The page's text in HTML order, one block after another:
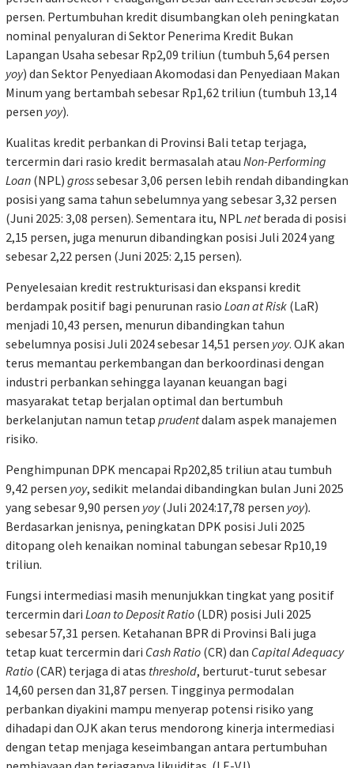
persen. Pertumbuhan kredit disumbangkan oleh peningkatan
nominal penyaluran di Sektor Penerima Kredit Bukan
Lapangan Usaha sebesar Rp2,09 triliun (tumbuh 5,64 persen
yoy) dan Sektor Penyediaan Akomodasi dan Penyediaan Makan
Minum yang bertambah sebesar Rp1,62 triliun (tumbuh 13,14
persen yoy).
Kualitas kredit perbankan di Provinsi Bali tetap terjaga,
tercermin dari rasio kredit bermasalah atau Non-Performing
Loan (NPL) grosssebesar 3,06 persen lebih rendah dibandingkan
posisi yang sama tahun sebelumnya yang sebesar 3,32 persen
(Juni 2025: 3,08 persen). Sementara itu, NPLnetberada di posisi
2,15 persen, juga menurun dibandingkan posisi Juli 2024 yang
sebesar 2,22 persen (Juni 2025: 2,15 persen).
Penyelesaian kredit restrukturisasi dan ekspansi kredit
berdampak positif bagi penurunan rasio Loan at Risk (LaR)
menjadi 10,43 persen, menurun dibandingkan tahun
sebelumnya posisi Juli 2024 sebesar 14,51 persen yoy. OJK akan
terus memantau perkembangan dan berkoordinasi dengan
industri perbankan sehingga layanan keuangan bagi
masyarakat tetap berjalan optimal dan bertumbuh
berkelanjutan namun tetap prudentdalam aspek manajemen
risiko.
Penghimpunan DPK mencapai Rp202,85 triliun atau tumbuh
9,42 persen yoy, sedikit melandai dibandingkan bulan Juni 2025
yang sebesar 9,90 persen yoy(Juli 2024:17,78 persen yoy).
Berdasarkan jenisnya, peningkatan DPK posisi Juli 2025
ditopang oleh kenaikan nominal tabungan sebesar Rp10,19
triliun.
Fungsi intermediasi masih menunjukkan tingkat yang positif
tercermin dari Loan to Deposit Ratio (LDR) posisi Juli 2025
sebesar 57,31 persen. Ketahanan BPR di Provinsi Bali juga
tetap kuat tercermin dari Cash Ratio (CR) dan Capital Adequacy
Ratio (CAR) terjaga di atas threshold, berturut-turut sebesar
14,60 persen dan 31,87 persen. Tingginya permodalan
perbankan diyakini mampu menyerap potensi risiko yang
dihadapi dan OJK akan terus mendorong kinerja intermediasi
dengan tetap menjaga keseimbangan antara pertumbuhan